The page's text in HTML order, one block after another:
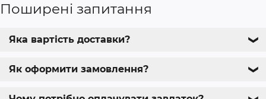
Поширені запитання
Яка вартість доставки? ❯
Як оформити замовлення? ❯